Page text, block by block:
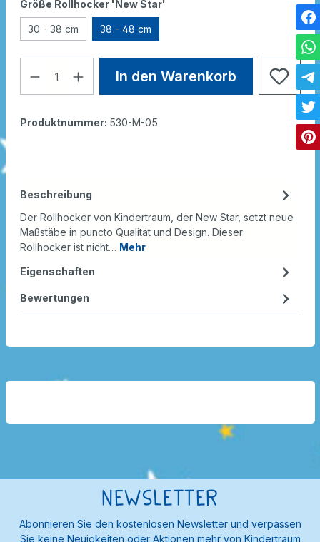
Größe Rollhocker 'New Star'
30 - 38 cm 38 - 48 cm
In den Warenkorb
Produktnummer: 530-M-05
Beschreibung
Der Rollhocker von Kindertraum, der New Star, setzt neue
Maßstäbe in puncto Qualität und Design. Dieser
Rollhocker ist nicht… Mehr
Eigenschaften
Bewertungen
Newsletter
Abonnieren Sie den kostenlosen Newsletter und verpassen
Sie keine Neuigkeiten oder Aktionen mehr von Kindertraum